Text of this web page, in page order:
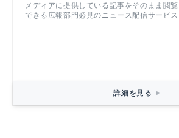
メディアに提供している記事をそのまま閲覧
できる広報部門必見のニュース配信サービス
詳細を見る